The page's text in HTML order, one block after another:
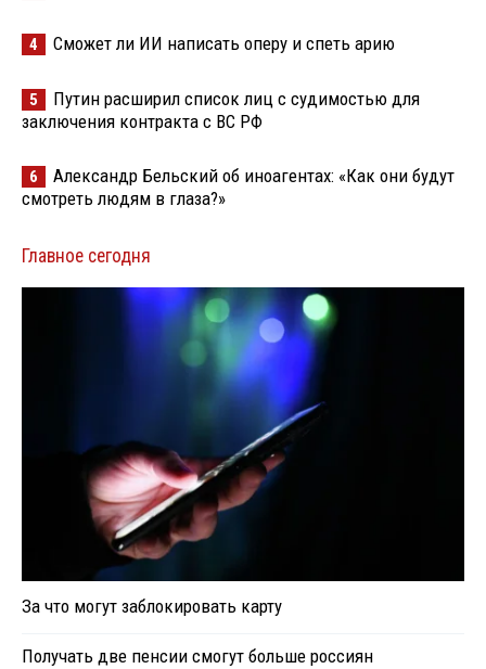
4 Сможет ли ИИ написать оперу и спеть арию
5
Путин расширил список лиц с судимостью для
заключения контракта с ВС РФ
6
Александр Бельский об иноагентах: «Как они будут
смотреть людям в глаза?»
Главное сегодня
За что могут заблокировать карту
Получать две пенсии смогут больше россиян